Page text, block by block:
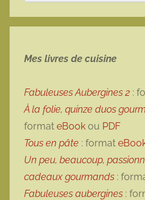
Mes livres de cuisine
Fabuleuses Aubergines 2 :
À la folie, quinze duos
format eBook ou PDF
Tous en pâte : format
Un peu, beaucoup,
cadeaux gourmands :
Fabuleuses aubergines :